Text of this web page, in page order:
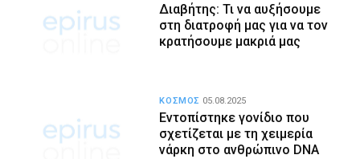
Διαβήτης: Τι να αυξήσουμε
στη διατροφή μας για να τον
κρατήσουμε μακριά μας
Εντοπίστηκε γονίδιο που
σχετίζεται με τη χειμερία
νάρκη στο ανθρώπινο DNA
ΚΟΣΜΟΣ 05.08.2025